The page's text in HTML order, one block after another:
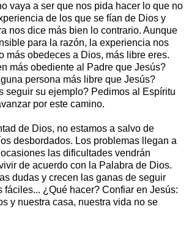
vaya a ser que nos pida hacer lo que no
de los que se fían de Dios y
nos dice más bien lo contrario. Aunque
para la razón, la experiencia nos
más obedeces a Dios, más libre eres.
más obediente al Padre que Jesús?
persona más libre que Jesús?
seguir su ejemplo? Pedimos al Espíritu
por este camino.
de Dios, no estamos a salvo de
desbordados. Los problemas llegan a
las dificultades vendrán
de acuerdo con la Palabra de Dios.
dudas y crecen las ganas de seguir
fáciles... ¿Qué hacer? Confiar en Jesús:
y nuestra casa, nuestra vida no se